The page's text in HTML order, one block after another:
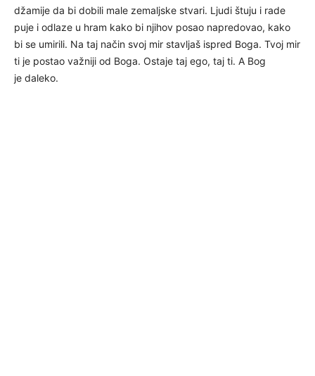
džamije da bi dobili male zemaljske stvari. Ljudi štuju i rade
puje i odlaze u hram kako bi njihov posao napredovao, kako
bi se umirili. Na taj način svoj mir stavljaš ispred Boga. Tvoj mir
ti je postao važniji od Boga. Ostaje taj ego, taj ti. A Bog
je daleko.